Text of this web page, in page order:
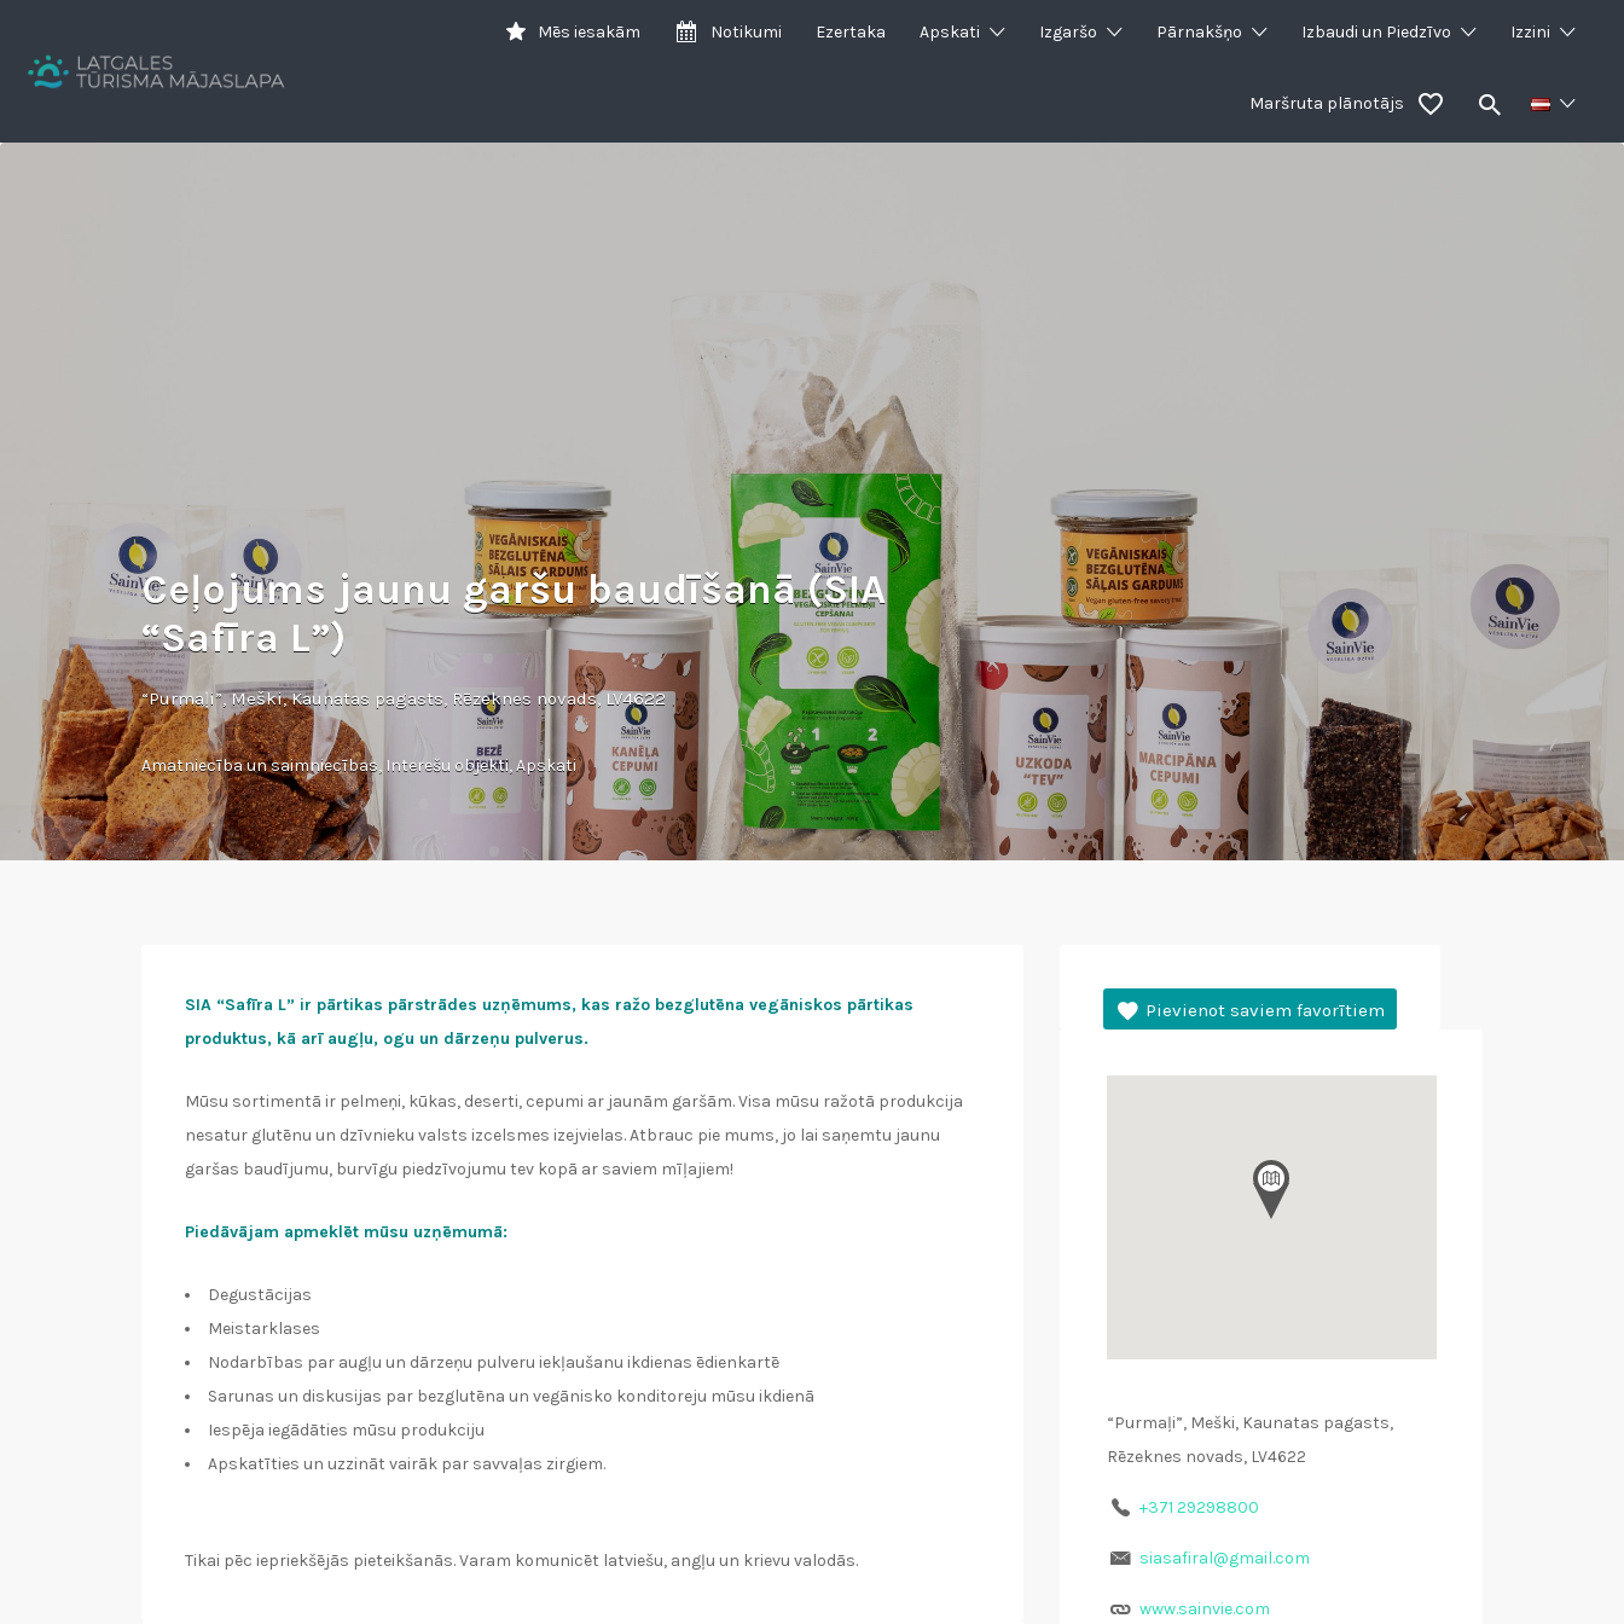
Mēs iesakām Notikumi Ezertaka Apskati Izgaršo Pārnakšņo Izbaudi un Piedzīvo Izzini
Maršruta plānotājs
Ceļojums jaunu garšu baudīšanā (SIA
“Safīra L”)
“Purmaļi”, Meški, Kaunatas pagasts, Rēzeknes novads, LV4622
Amatniecība un saimniecības, Interešu objekti,Apskati
SIA “Safīra L” ir pārtikas pārstrādes uzņēmums, kas ražo bezglutēna vegāniskos pārtikas
produktus, kā arī augļu, ogu un dārzeņu pulverus.
Mūsu sortimentā ir pelmeņi, kūkas, deserti, cepumi ar jaunām garšām. Visa mūsu ražotā produkcija
nesatur glutēnu un dzīvnieku valsts izcelsmes izejvielas. Atbrauc pie mums, jo lai saņemtu jaunu
garšas baudījumu, burvīgu piedzīvojumu tev kopā ar saviem mīļajiem!
Piedāvājam apmeklēt mūsu uzņēmumā:
Degustācijas
Meistarklases
Nodarbības par augļu un dārzeņu pulveru iekļaušanu ikdienas ēdienkartē
Sarunas un diskusijas par bezglutēna un vegānisko konditoreju mūsu ikdienā
Iespēja iegādāties mūsu produkciju
Apskatīties un uzzināt vairāk par savvaļas zirgiem.
Tikai pēc iepriekšējās pieteikšanās. Varam komunicēt latviešu, angļu un krievu valodās.
“Purmaļi”, Meški, Kaunatas pagasts,
Rēzeknes novads, LV4622
+371 29298800
siasafiral@gmail.com
www.sainvie.com